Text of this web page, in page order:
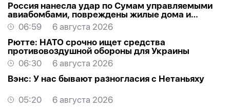
Россия нанесла удар по Сумам управляемыми
авиабомбами, повреждены жилые дома и
торговый центр
06:59
6 августа 2026
Рютте: НАТО срочно ищет средства
противовоздушной обороны для Украины
06:30
6 августа 2026
Вэнс: У нас бывают разногласия с Нетаньяху
05:20 6 августа 2026